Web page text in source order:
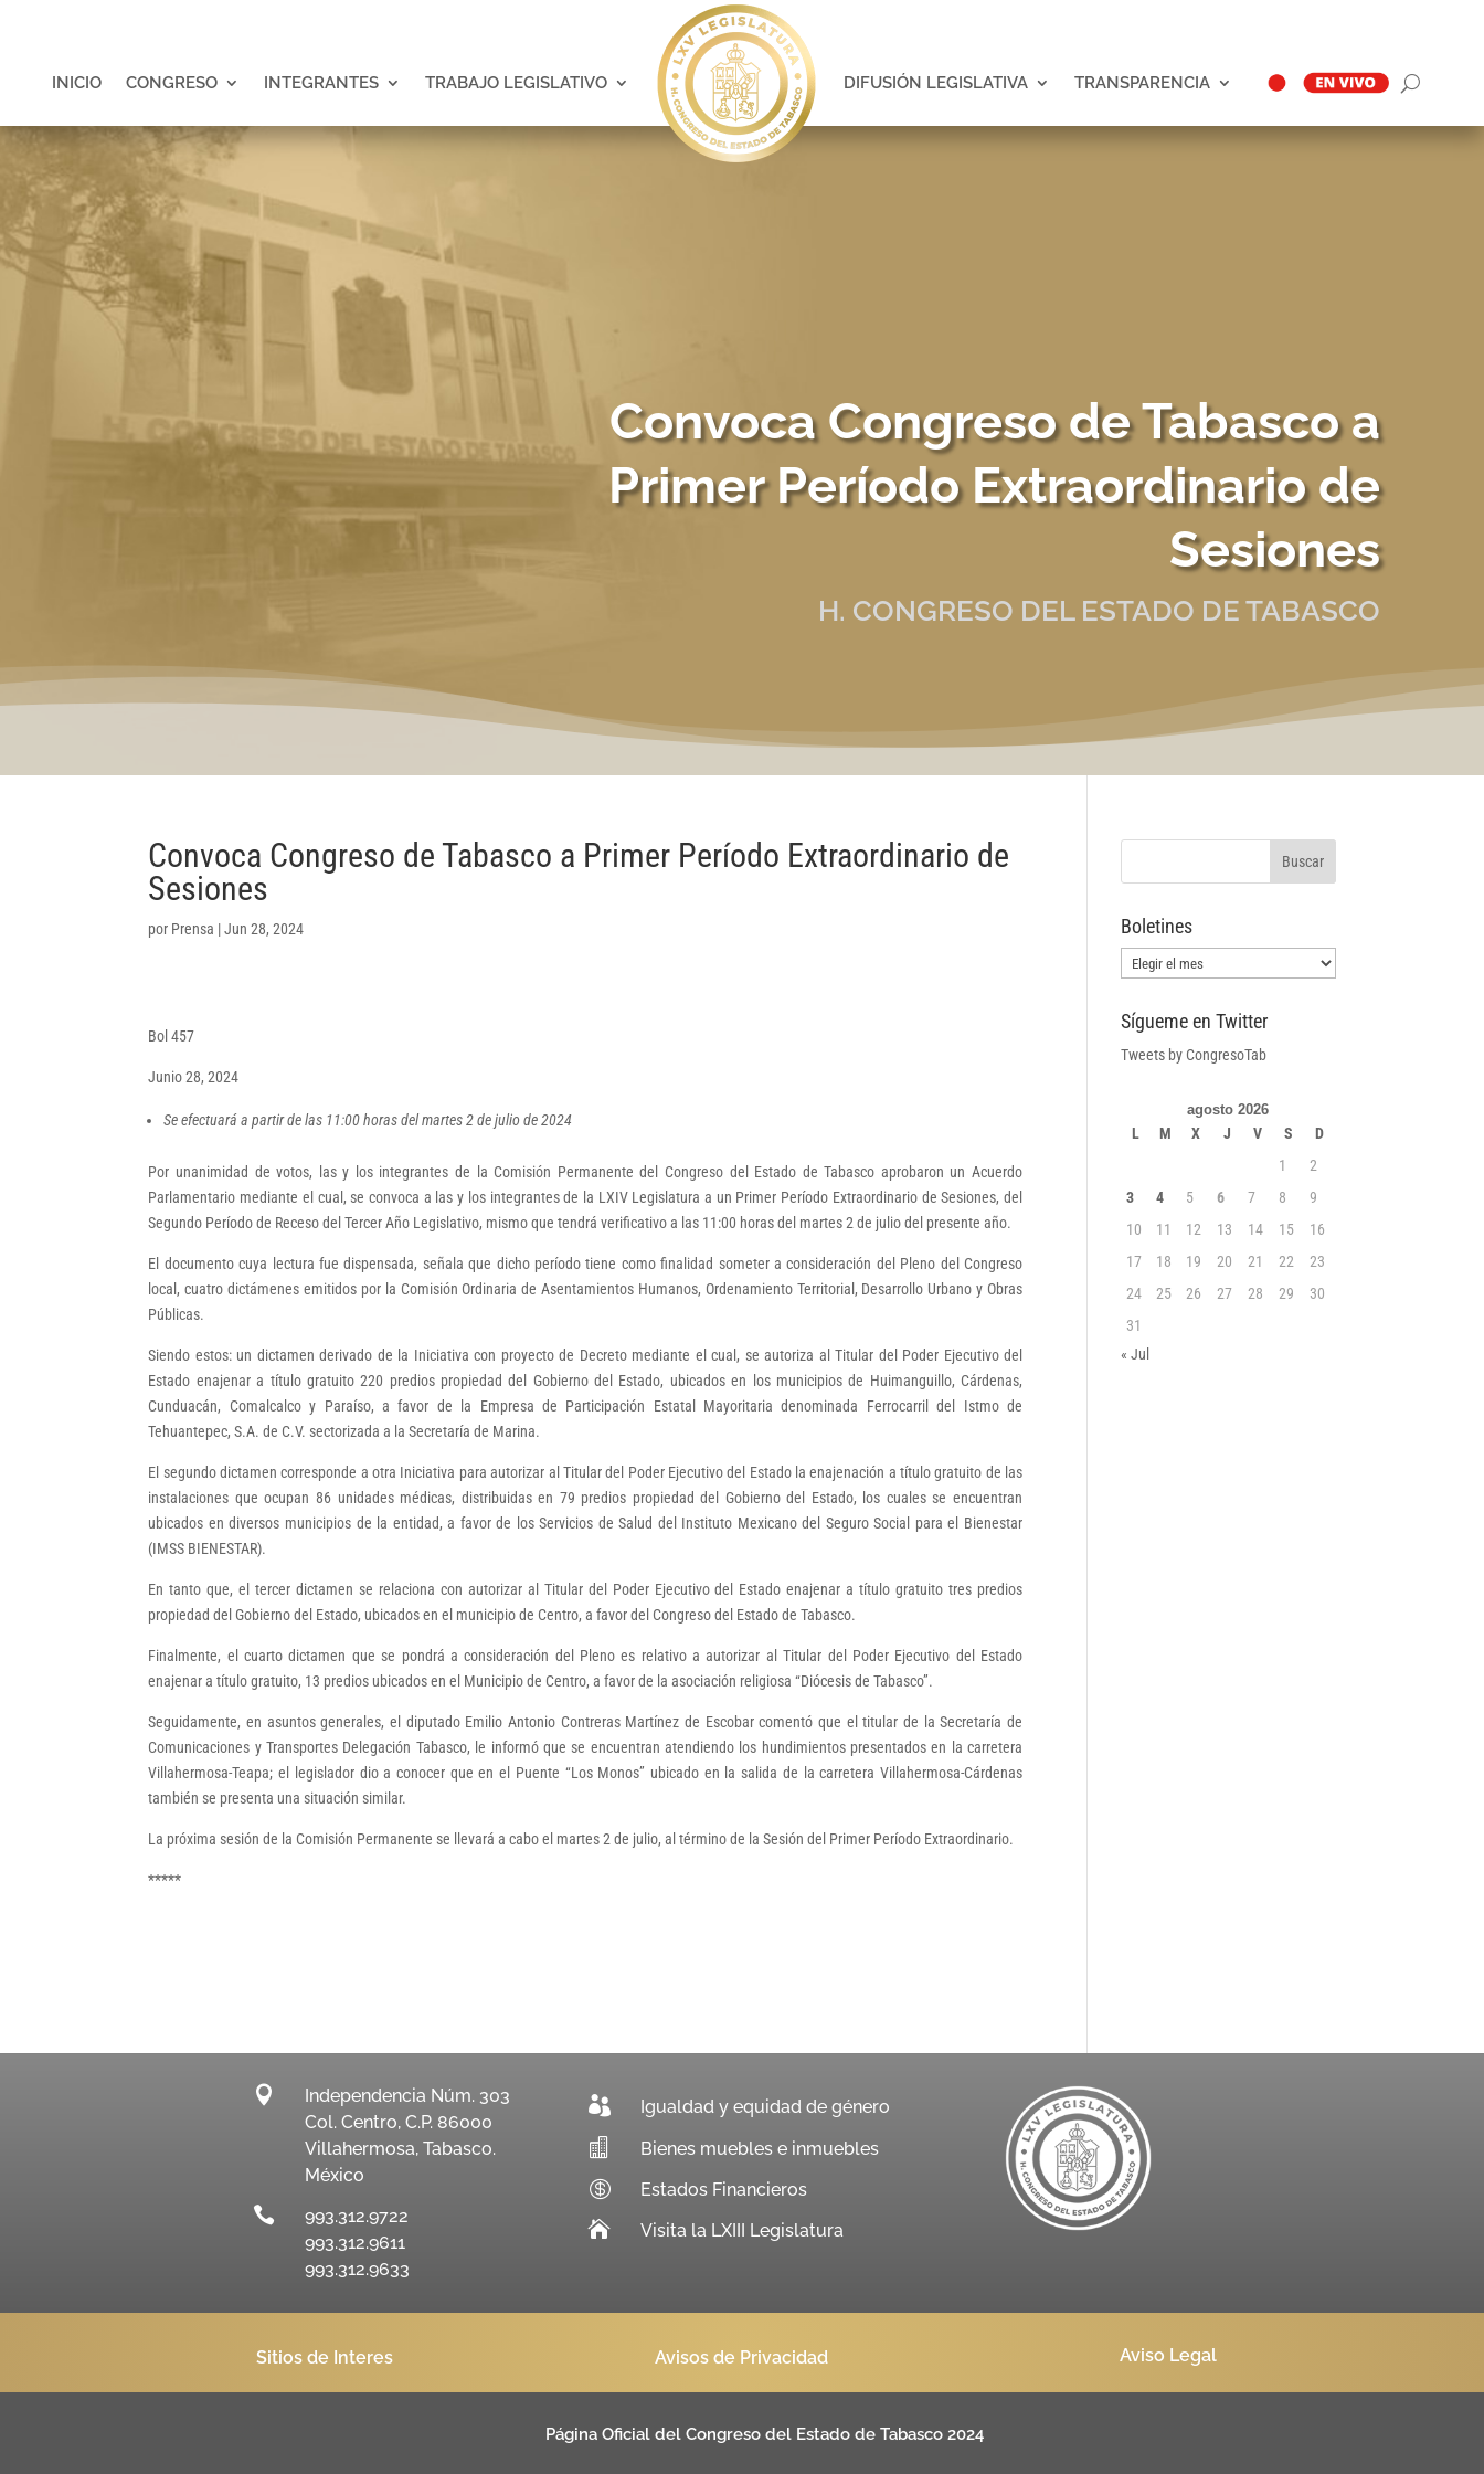
INICIO CONGRESO INTEGRANTES TRABAJO LEGISLATIVO DIFUSIÓN LEGISLATIVA TRANSPARENCIA
Convoca Congreso de Tabasco a
Primer Período Extraordinario de
Sesiones
H. CONGRESO DEL ESTADO DE TABASCO
Convoca Congreso de Tabasco a Primer Período Extraordinario de
Sesiones
por Prensa |Jun 28, 2024
Bol 457
Junio 28, 2024
Se efectuará a partir de las 11:00 horas del martes 2 de julio de 2024
Por unanimidad de votos, las y los integrantes de la Comisión Permanente del Congreso del Estado de Tabasco aprobaron un Acuerdo
Parlamentario mediante el cual, se convoca a las y los integrantes de la LXIV Legislatura a un Primer Período Extraordinario de Sesiones, del
Segundo Período de Receso del Tercer Año Legislativo, mismo que tendrá verificativo a las 11:00 horas del martes 2 de julio del presente año.
El documento cuya lectura fue dispensada, señala que dicho período tiene como finalidad someter a consideración del Pleno del Congreso
local, cuatro dictámenes emitidos por la Comisión Ordinaria de Asentamientos Humanos, Ordenamiento Territorial, Desarrollo Urbano y Obras
Públicas.
Siendo estos: un dictamen derivado de la Iniciativa con proyecto de Decreto mediante el cual, se autoriza al Titular del Poder Ejecutivo del
Estado enajenar a título gratuito 220 predios propiedad del Gobierno del Estado, ubicados en los municipios de Huimanguillo, Cárdenas,
Cunduacán, Comalcalco y Paraíso, a favor de la Empresa de Participación Estatal Mayoritaria denominada Ferrocarril del Istmo de
Tehuantepec, S.A. de C.V. sectorizada a la Secretaría de Marina.
El segundo dictamen corresponde a otra Iniciativa para autorizar al Titular del Poder Ejecutivo del Estado la enajenación a título gratuito de las
instalaciones que ocupan 86 unidades médicas, distribuidas en 79 predios propiedad del Gobierno del Estado, los cuales se encuentran
ubicados en diversos municipios de la entidad, a favor de los Servicios de Salud del Instituto Mexicano del Seguro Social para el Bienestar
(IMSS BIENESTAR).
En tanto que, el tercer dictamen se relaciona con autorizar al Titular del Poder Ejecutivo del Estado enajenar a título gratuito tres predios
propiedad del Gobierno del Estado, ubicados en el municipio de Centro, a favor del Congreso del Estado de Tabasco.
Finalmente, el cuarto dictamen que se pondrá a consideración del Pleno es relativo a autorizar al Titular del Poder Ejecutivo del Estado
enajenar a título gratuito, 13 predios ubicados en el Municipio de Centro, a favor de la asociación religiosa “Diócesis de Tabasco”.
Seguidamente, en asuntos generales, el diputado Emilio Antonio Contreras Martínez de Escobar comentó que el titular de la Secretaría de
Comunicaciones y Transportes Delegación Tabasco, le informó que se encuentran atendiendo los hundimientos presentados en la carretera
Villahermosa-Teapa; el legislador dio a conocer que en el Puente “Los Monos” ubicado en la salida de la carretera Villahermosa-Cárdenas
también se presenta una situación similar.
La próxima sesión de la Comisión Permanente se llevará a cabo el martes 2 de julio, al término de la Sesión del Primer Período Extraordinario.
*****
Boletines
Boletines
Sígueme en Twitter
Tweets by CongresoTab
agosto 2026
L M X J V S
D
1
2
3
4 5 6 7 8
9
10
11 12 13 14 15
16
17
18 19 20 21 22
23
24
25 26 27 28 29
30
31
« Jul

Independencia Núm. 303
Col. Centro, C.P. 86000
Villahermosa, Tabasco.
México

993.312.9722
993.312.9611
993.312.9633
 Igualdad y equidad de género
 Bienes muebles e inmuebles
 Estados Financieros
 Visita la LXIII Legislatura
Sitios de Interes Avisos de Privacidad Aviso Legal
Página Oficial del Congreso del Estado de Tabasco 2024